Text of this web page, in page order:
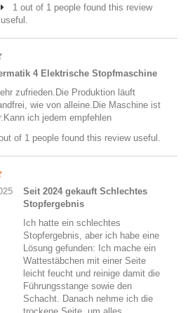
1 out of 1 people found this review
useful.
4 Elektrische Stopfmaschine
zufrieden.Die Produktion läuft
wie von alleine.Die Maschine ist
ich jedem empfehlen
of 1 people found this review useful.
Seit 2024 gekauft Schlechtes
Stopfergebnis
Ich hatte ein schlechtes
Stopfergebnis, aber ich habe eine
Lösung gefunden: Ich mache ein
Wattestäbchen mit einer Seite
leicht feucht und reinige damit die
Führungsstange sowie den
Schacht. Danach nehme ich die